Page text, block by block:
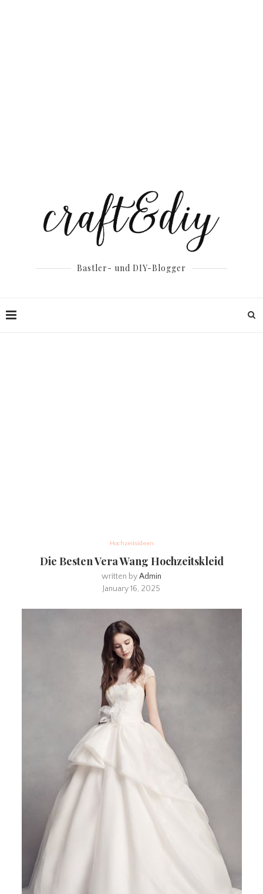
Bastler- und DIY-Blogger
Hochzeitsideen
Die Besten Vera Wang Hochzeitskleid
written byAdmin
January 16, 2025